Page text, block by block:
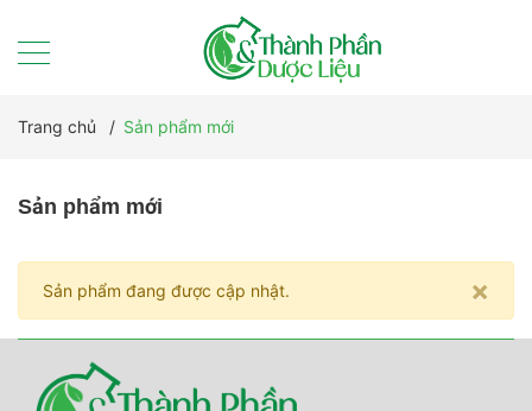
Trang chủ / Sản phẩm mới
Sản phẩm mới
×
Sản phẩm đang được cập nhật.